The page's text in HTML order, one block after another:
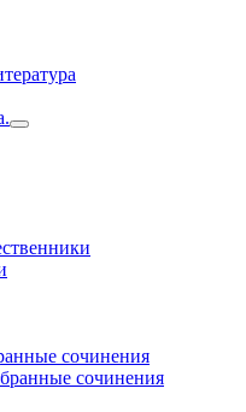
сочинения
сочинения